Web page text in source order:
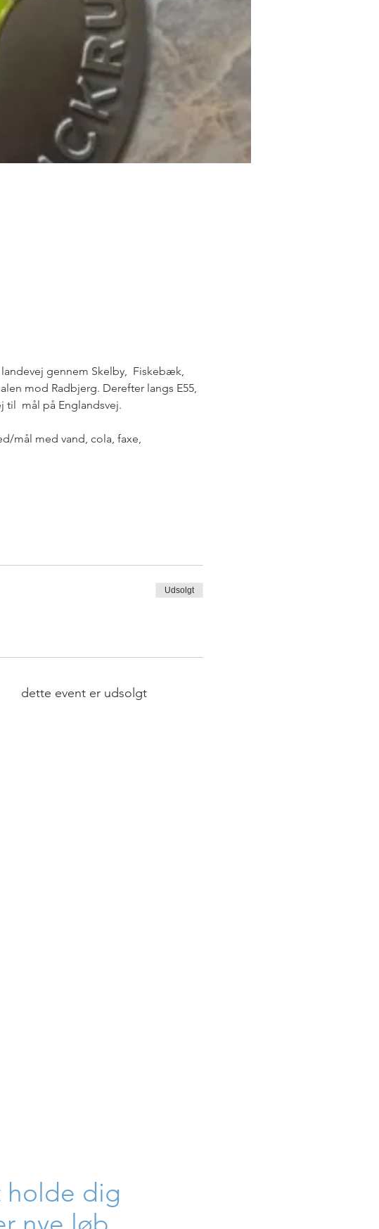
gennem Skelby,  Fiskebæk,
mod Radbjerg. Derefter langs E55,
mål på Englandsvej.
mål med vand, cola, faxe,
Udsolgt
dette event er udsolgt
holde dig